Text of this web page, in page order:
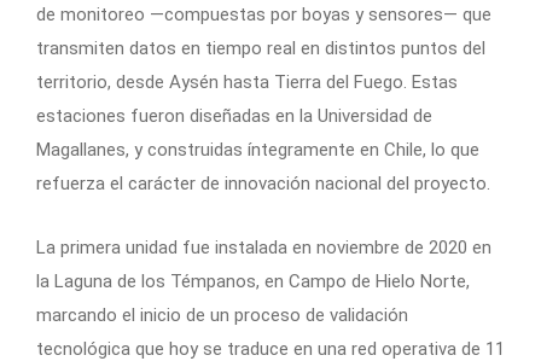
de monitoreo —compuestas por boyas y sensores— que
transmiten datos en tiempo real en distintos puntos del
territorio, desde Aysén hasta Tierra del Fuego. Estas
estaciones fueron diseñadas en la Universidad de
Magallanes, y construidas íntegramente en Chile, lo que
refuerza el carácter de innovación nacional del proyecto.
La primera unidad fue instalada en noviembre de 2020 en
la Laguna de los Témpanos, en Campo de Hielo Norte,
marcando el inicio de un proceso de validación
tecnológica que hoy se traduce en una red operativa de 11